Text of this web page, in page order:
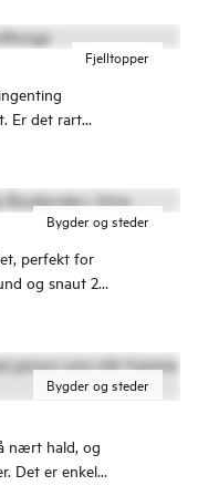
Fjelltopper
Er det rart
Bygder og steder
perfekt for
og snaut 2
Bygder og steder
nært hald, og
Det er enkelt